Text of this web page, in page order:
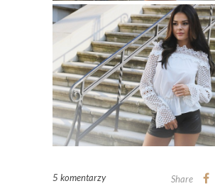
5 komentarzy Share